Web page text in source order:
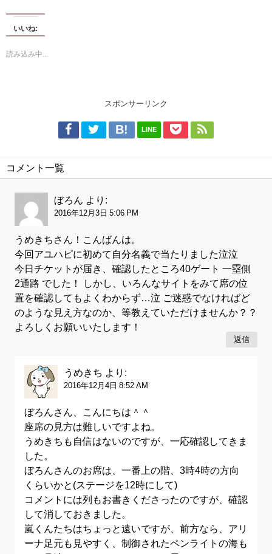
いいね:
読み込み中...
スポンサーリンク
LINE
コメント一覧
ぼろん より:
2016年12月3日 5:06 PM
うめきちさん！こんばんは。
今回アユハピに初めて自分名義で当たりました泣泣
今日チケットが届き、確認したところ40ゲート 一塁側
2通路 でした！ しかし、いろんなサイトをみて席の位
置を確認してもよくわからず…泣 ご迷惑でなければど
のような見え方なのか、等教えていただけませんか？？
よろしくお願いいたします！
返信
うめきち より:
2016年12月4日 8:52 AM
ぼろんさん、こんにちは＾＾
座席の見方は難しいですよね。
うめきちも自信はないのですが、一応確認してきま
した。
ぼろんさんのお席は、一番上の階、3時4時の方向
くらいかと(ステージを12時にして)
コメントには列もお書きくださったのですが、確認
して消しておきました。
嵐くんたちはちょっと遠いですが、前方なら、アリ
ーナ足元も見やすく、制御されたペンライトの海も